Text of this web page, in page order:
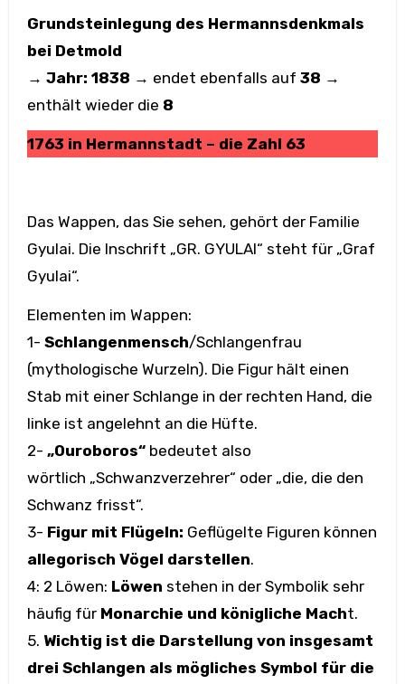
Grundsteinlegung des Hermannsdenkmals
bei Detmold
→ Jahr: 1838 → endet ebenfalls auf 38 →
enthält wieder die 8
1763 in Hermannstadt – die Zahl 63
Das Wappen, das Sie sehen, gehört der Familie
Gyulai. Die Inschrift „GR. GYULAI“ steht für „Graf
Gyulai“.
Elementen im Wappen:
1- Schlangenmensch/Schlangenfrau
(mythologische Wurzeln). Die Figur hält einen
Stab mit einer Schlange in der rechten Hand, die
linke ist angelehnt an die Hüfte.
2- „Ouroboros“bedeutet also
wörtlich „Schwanzverzehrer“ oder „die, die den
Schwanz frisst“.
3- Figur mit Flügeln: Geflügelte Figuren können
allegorisch Vögel darstellen.
4: 2 Löwen: Löwen stehen in der Symbolik sehr
häufig für Monarchie und königliche Macht.
5. Wichtig ist die Darstellung von insgesamt
drei Schlangen als mögliches Symbol für die